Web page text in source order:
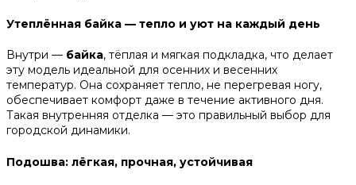
Утеплённая байка — тепло и уют на каждый день
Внутри — байка, тёплая и мягкая подкладка, что делает
эту модель идеальной для осенних и весенних
температур. Она сохраняет тепло, не перегревая ногу,
обеспечивает комфорт даже в течение активного дня.
Такая внутренняя отделка — это правильный выбор для
городской динамики.
Подошва: лёгкая, прочная, устойчивая